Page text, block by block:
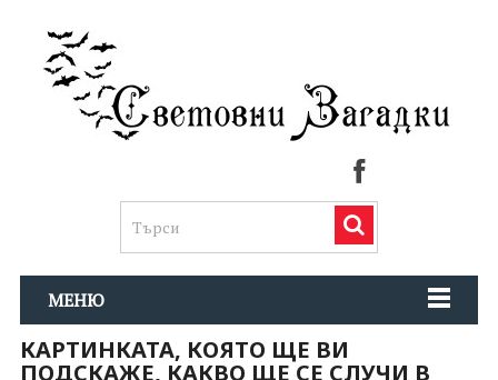
МЕНЮ
КАРТИНКАТА, КОЯТО ЩЕ ВИ
ПОДСКАЖЕ, КАКВО ЩЕ СЕ СЛУЧИ В